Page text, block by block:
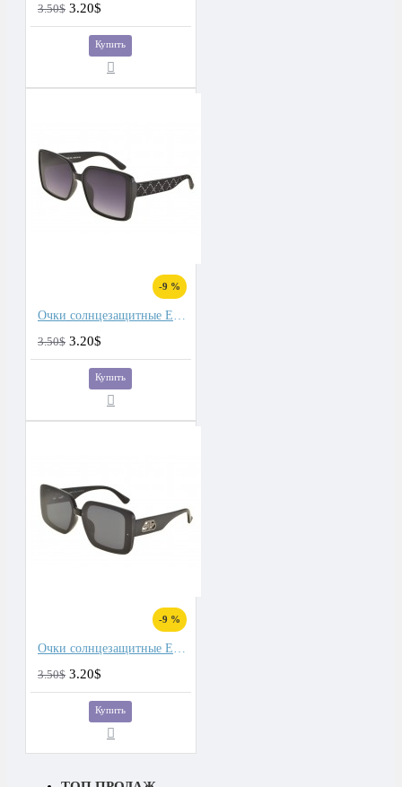
3.50$ 3.20$
Купить
-9 %
Очки солнцезащитные Eagle
3.50$ 3.20$
Купить
-9 %
Очки солнцезащитные Eagle
3.50$ 3.20$
Купить